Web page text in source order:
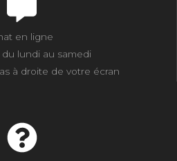
en ligne
lundi au samedi
à droite de votre écran